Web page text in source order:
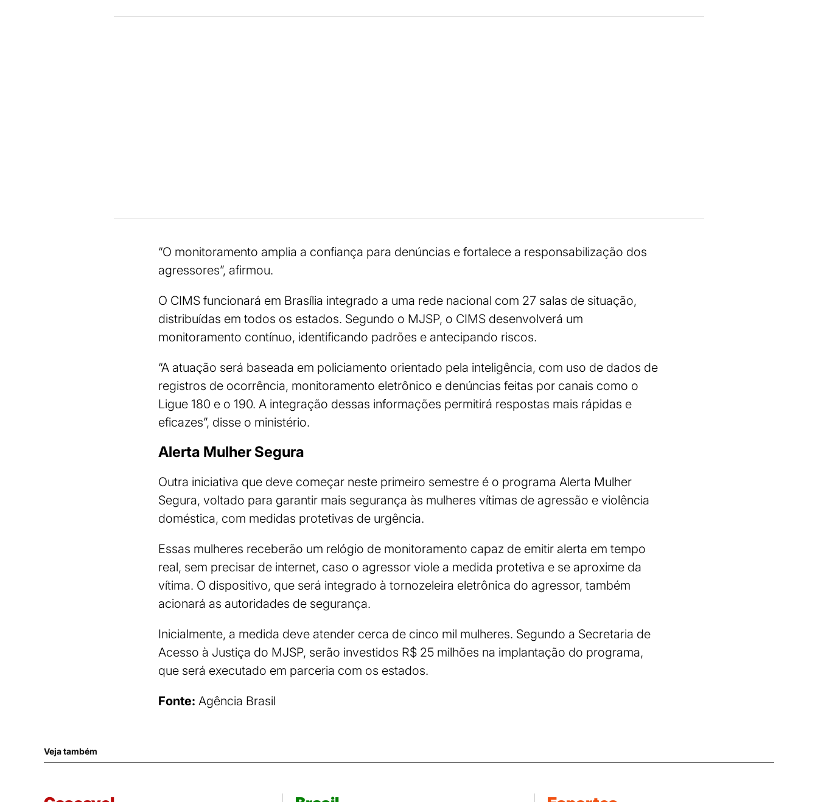
“O monitoramento amplia a confiança para denúncias e fortalece a responsabilização dos
agressores”, afirmou.
O CIMS funcionará em Brasília integrado a uma rede nacional com 27 salas de situação,
distribuídas em todos os estados. Segundo o MJSP, o CIMS desenvolverá um
monitoramento contínuo, identificando padrões e antecipando riscos.
“A atuação será baseada em policiamento orientado pela inteligência, com uso de dados de
registros de ocorrência, monitoramento eletrônico e denúncias feitas por canais como o
Ligue 180 e o 190. A integração dessas informações permitirá respostas mais rápidas e
eficazes”, disse o ministério.
Alerta Mulher Segura
Outra iniciativa que deve começar neste primeiro semestre é o programa Alerta Mulher
Segura, voltado para garantir mais segurança às mulheres vítimas de agressão e violência
doméstica, com medidas protetivas de urgência.
Essas mulheres receberão um relógio de monitoramento capaz de emitir alerta em tempo
real, sem precisar de internet, caso o agressor viole a medida protetiva e se aproxime da
vítima. O dispositivo, que será integrado à tornozeleira eletrônica do agressor, também
acionará as autoridades de segurança.
Inicialmente, a medida deve atender cerca de cinco mil mulheres. Segundo a Secretaria de
Acesso à Justiça do MJSP, serão investidos R$ 25 milhões na implantação do programa,
que será executado em parceria com os estados.
Fonte: Agência Brasil
Veja também